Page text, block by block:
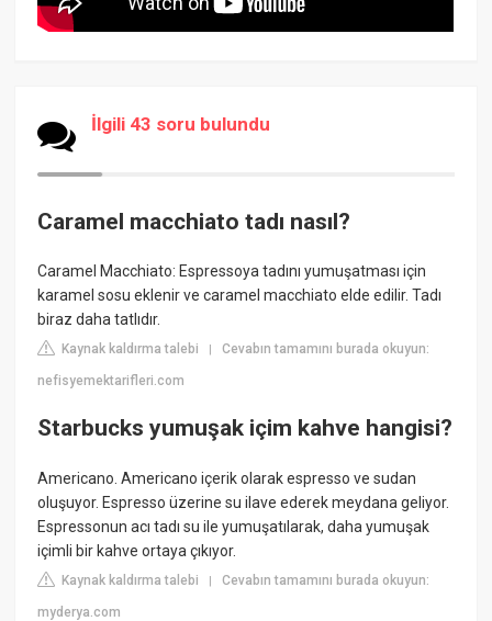
İlgili 43 soru bulundu
Caramel macchiato tadı nasıl?
Caramel Macchiato: Espressoya tadını yumuşatması için
karamel sosu eklenir ve caramel macchiato elde edilir. Tadı
biraz daha tatlıdır.
Kaynak kaldırma talebi |Cevabın tamamını burada okuyun:
nefisyemektarifleri.com
Starbucks yumuşak içim kahve hangisi?
Americano. Americano içerik olarak espresso ve sudan
oluşuyor. Espresso üzerine su ilave ederek meydana geliyor.
Espressonun acı tadı su ile yumuşatılarak, daha yumuşak
içimli bir kahve ortaya çıkıyor.
Kaynak kaldırma talebi |Cevabın tamamını burada okuyun:
myderya.com